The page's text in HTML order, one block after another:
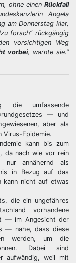
ohne einenRückfall
Angela
am Donnerstag klar,
forsch“ rückgängig
vorsichtigen Weg
vorbei, warnte sie.”
die umfassende
— und
aber als
Virus-Epidemie.
kann bis zum
da nach wie vor rein
annähernd als
in Bezug auf das
kann nicht auf etwas
die ein ungefähres
vorhandene
— im Angesicht der
— nahe, dass diese
werden, um die
Dabei sind
aufwändig, weil mit